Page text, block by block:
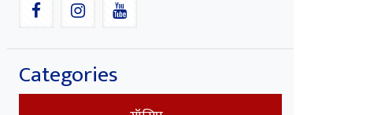
Categories